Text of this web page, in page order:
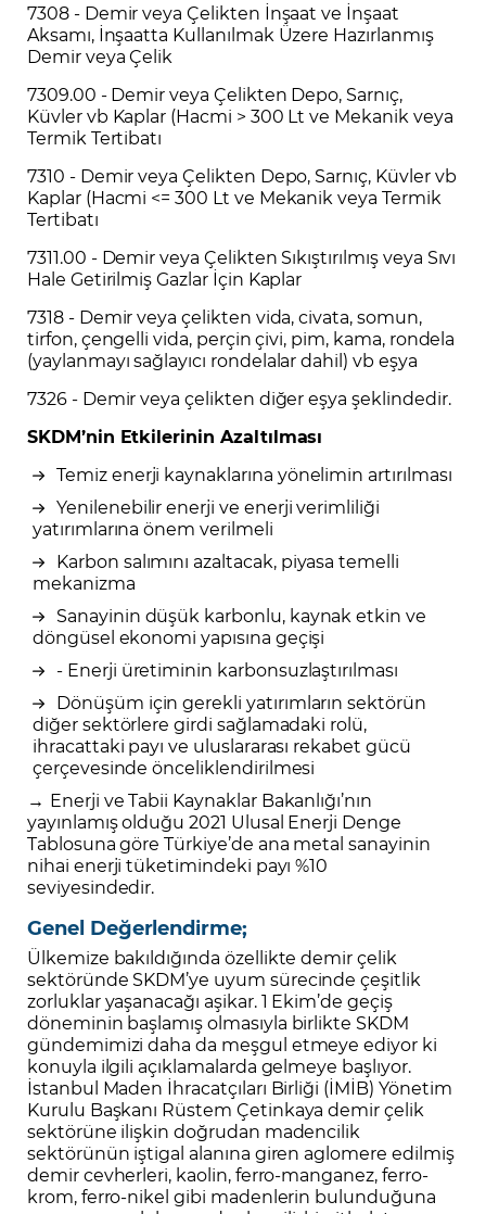
7308 - Demir veya Çelikten İnşaat ve İnşaat
Aksamı, İnşaatta Kullanılmak Üzere Hazırlanmış
Demir veya Çelik
7309.00 - Demir veya Çelikten Depo, Sarnıç,
Küvler vb Kaplar (Hacmi > 300 Lt ve Mekanik veya
Termik Tertibatı
7310 - Demir veya Çelikten Depo, Sarnıç, Küvler vb
Kaplar (Hacmi <= 300 Lt ve Mekanik veya Termik
Tertibatı
7311.00 - Demir veya Çelikten Sıkıştırılmış veya Sıvı
Hale Getirilmiş Gazlar İçin Kaplar
7318 - Demir veya çelikten vida, civata, somun,
tirfon, çengelli vida, perçin çivi, pim, kama, rondela
(yaylanmayı sağlayıcı rondelalar dahil) vb eşya
7326 - Demir veya çelikten diğer eşya şeklindedir.
SKDM’nin Etkilerinin Azaltılması
Temiz enerji kaynaklarına yönelimin artırılması
Yenilenebilir enerji ve enerji verimliliği
yatırımlarına önem verilmeli
Karbon salımını azaltacak, piyasa temelli
mekanizma
Sanayinin düşük karbonlu, kaynak etkin ve
döngüsel ekonomi yapısına geçişi
- Enerji üretiminin karbonsuzlaştırılması
Dönüşüm için gerekli yatırımların sektörün
diğer sektörlere girdi sağlamadaki rolü,
ihracattaki payı ve uluslararası rekabet gücü
çerçevesinde önceliklendirilmesi
→ Enerji ve Tabii Kaynaklar Bakanlığı’nın
yayınlamış olduğu 2021 Ulusal Enerji Denge
Tablosuna göre Türkiye’de ana metal sanayinin
nihai enerji tüketimindeki payı %10
seviyesindedir.
Genel Değerlendirme;
Ülkemize bakıldığında özellikte demir çelik
sektöründe SKDM’ye uyum sürecinde çeşitlik
zorluklar yaşanacağı aşikar. 1 Ekim’de geçiş
döneminin başlamış olmasıyla birlikte SKDM
gündemimizi daha da meşgul etmeye ediyor ki
konuyla ilgili açıklamalarda gelmeye başlıyor.
İstanbul Maden İhracatçıları Birliği (İMİB) Yönetim
Kurulu Başkanı Rüstem Çetinkaya demir çelik
sektörüne ilişkin doğrudan madencilik
sektörünün iştigal alanına giren aglomere edilmiş
demir cevherleri, kaolin, ferro-manganez, ferro-
krom, ferro-nikel gibi madenlerin bulunduğuna